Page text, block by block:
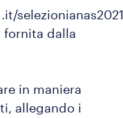
selezionianas2021
fornita dalla
in maniera
allegando i